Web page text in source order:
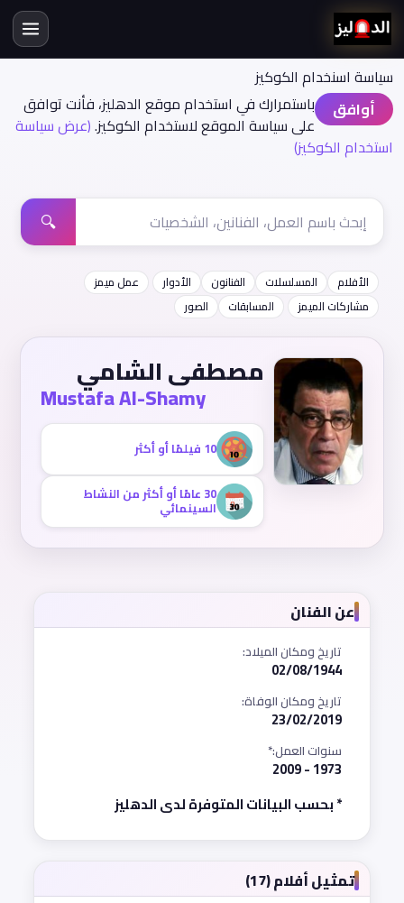
سياسة اسنخدام الكوكيز
أوافق
باستمرارك في استخدام موقع الدهليز، فأنت توافق
على سياسة الموقع لاستخدام الكوكيز.(عرض سياسة
استخدام الكوكيز)
🔍
الأفلام المسلسلات الفنانون الأدوار
عمل ميمز
مشاركات الميمز
المسابقات الصور
مصطفى الشامي
Mustafa Al-Shamy
10 فيلمًا أو أكثر
30 عامًا أو أكثر من النشاط
السينمائي
عن الفنان
تاريخ ومكان الميلاد:
02/08/1944
تاريخ ومكان الوفاة:
23/02/2019
سنوات العمل:*
1973 - 2009
* بحسب البيانات المتوفرة لدى الدهليز
تمثيل أفلام (17)